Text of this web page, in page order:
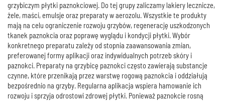
grzybiczym płytki paznokciowej. Do tej grupy zaliczamy lakiery lecznicze,
żele, maści, emulsje oraz preparaty w aerozolu. Wszystkie te produkty
mają na celu ograniczenie rozwoju grzybów, regenerację uszkodzonych
tkanek paznokcia oraz poprawę wyglądu i kondycji płytki. Wybór
konkretnego preparatu zależy od stopnia zaawansowania zmian,
preferowanej formy aplikacji oraz indywidualnych potrzeb skóry i
paznokci. Preparaty na grzybicę paznokci często zawierają substancje
czynne, które przenikają przez warstwę rogową paznokcia i oddziałują
bezpośrednio na grzyby. Regularna aplikacja wspiera hamowanie ich
rozwoju i sprzyja odrostowi zdrowej płytki. Ponieważ paznokcie rosną